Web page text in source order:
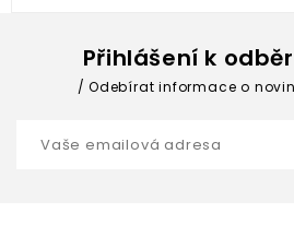
Přihlášení k
Odebírat informace o